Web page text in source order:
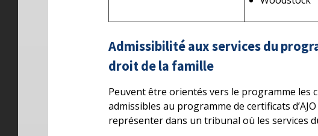
Admissibilité aux services du
droit de la famille
Peuvent être orientés vers le programme les
admissibles au programme de certificats
représenter dans un tribunal où les services